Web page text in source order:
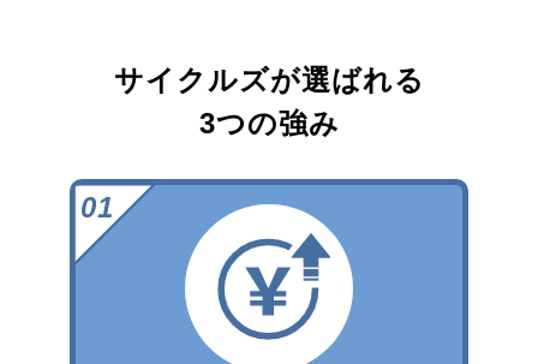
サイクルズが選ばれる
3つの強み